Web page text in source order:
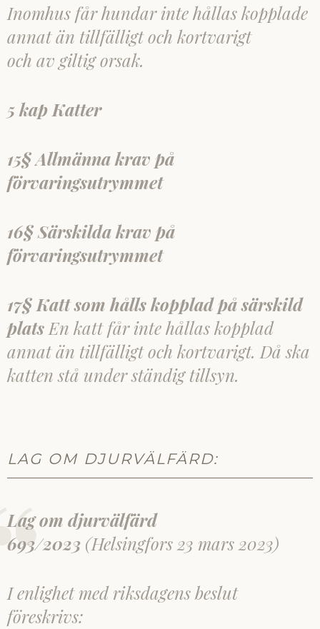
Inomhus får hundar inte hållas kopplade
annat än tillfälligt och kortvarigt
och av giltig orsak.
5 kap Katter
15§ Allmänna krav på
förvaringsutrymmet
16§ Särskilda krav på
förvaringsutrymmet
17§ Katt som hålls kopplad på särskild
plats En katt får inte hållas kopplad
annat än tillfälligt och kortvarigt. Då ska
katten stå under ständig tillsyn.
LAG OM DJURVÄLFÄRD:
Lag om djurvälfärd
693/2023 (Helsingfors 23 mars 2023)
I enlighet med riksdagens beslut
föreskrivs: